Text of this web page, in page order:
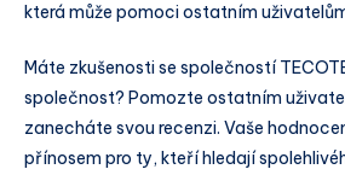
která může pomoci ostatním
Máte zkušenosti se společností
společnost? Pomozte ostatním
zanecháte svou recenzi. Vaše
přínosem pro ty, kteří hledají